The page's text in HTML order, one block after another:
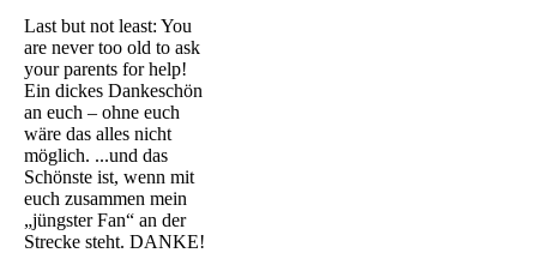
Last but not least: You
are never too old to ask
your parents for help!
Ein dickes Dankeschön
an euch – ohne euch
wäre das alles nicht
möglich. ...und das
Schönste ist, wenn mit
euch zusammen mein
„jüngster Fan“ an der
Strecke steht. DANKE!